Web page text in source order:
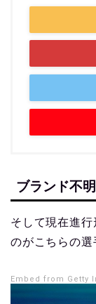
ブランド不
そして現在進
のがこちらの選
Embed from Getty